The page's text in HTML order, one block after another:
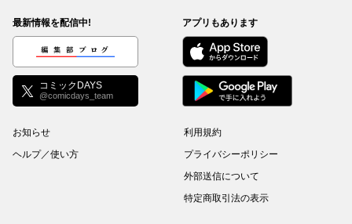
最新情報を配信中!
編集部ブログ
コミックDAYS
@comicdays_team
アプリもあります
お知らせ
ヘルプ／使い方
利用規約
プライバシーポリシー
外部送信について
特定商取引法の表示